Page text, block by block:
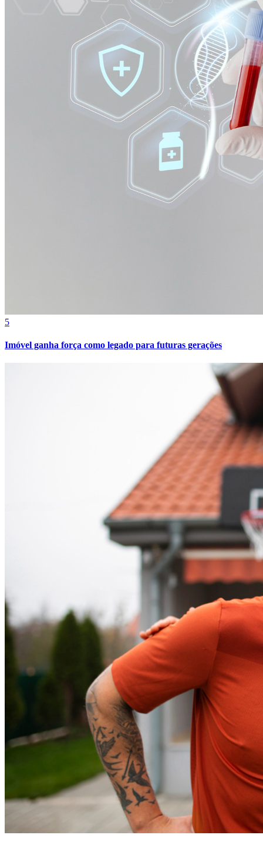
5
Imóvel ganha força como legado para futuras gerações